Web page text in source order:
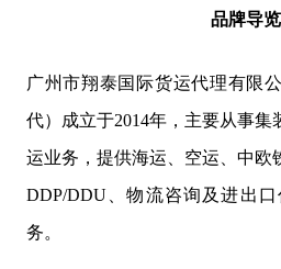
品牌导览
广州市翔泰国际货运代理有限
代）成立于2014年，主要从事集
运业务，提供海运、空运、中欧
DDP/DDU、物流咨询及进出
务。